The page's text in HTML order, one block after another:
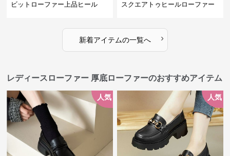
ビットローファー上品ヒール
スクエアトゥヒールローファー
新着アイテムの一覧へ ›
レディースローファー 厚底ローファーのおすすめアイテム
人気 人気